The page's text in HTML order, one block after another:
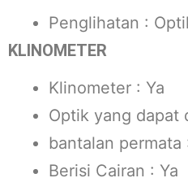
Penglihatan :
KLINOMETER
Klinometer : Ya
Optik yang dapat
bantalan permata
Berisi Cairan : Ya